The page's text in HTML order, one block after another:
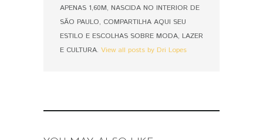
APENAS 1,60M, NASCIDA NO INTERIOR DE
SÃO PAULO, COMPARTILHA AQUI SEU
ESTILO E ESCOLHAS SOBRE MODA, LAZER
E CULTURA. View all posts by Dri Lopes